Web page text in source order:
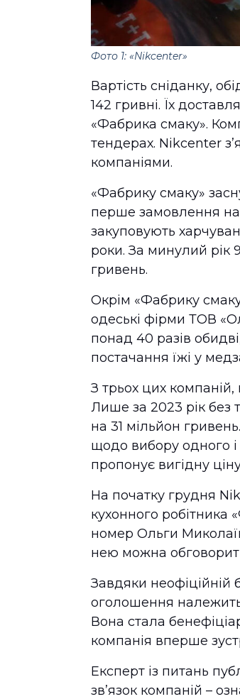
Фото 1: «Nikcenter»
Вартість сніданку,
142 гривні. Їх
«Фабрика смаку».
тендерах. Nikcenter
компаніями.
«Фабрику смаку»
перше замовлення на
закуповують
роки. За минулий рік
гривень.
Окрім «Фабрику
одеські фірми ТОВ
понад 40 разів
постачання їжі у
З трьох цих
Лише за 2023 рік без
на 31 мільйон
щодо вибору одного
пропонує вигідну
На початку грудня
кухонного робітника
номер Ольги
нею можна
Завдяки неофіційній
оголошення належить
Вона стала
компанія вперше
Експерт із питань
зв’язок компаній –